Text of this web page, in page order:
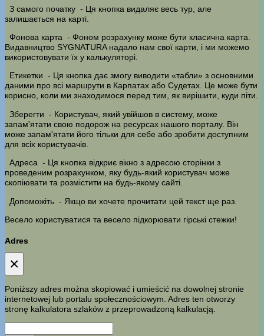
З самого початку - Ця кнопка видаляє весь тур, але
залишається на карті.
Фонова карта - Фоном розрахунку може бути класична карта.
Видавництво SYGNATURA надало нам свої карти, і ми можемо
використовувати їх у калькуляторі.
Етикетки - Ця кнопка дає змогу виводити «табли» з основними
даними про всі маршрути в Карпатах або Судетах. Це може бути
корисно, коли ми знаходимося перед тим, як вирішити, куди піти.
Зберегти - Користувач, який увійшов в систему, може
запам'ятати свою подорож на ресурсах нашого порталу. Він
може запам'ятати його тільки для себе або зробити доступним
для всіх користувачів.
Адреса - Ця кнопка відкриє вікно з адресою сторінки з
проведеним розрахунком, яку будь-який користувач може
скопіювати та розмістити на будь-якому сайті.
Допоможіть - Якщо ви хочете прочитати цей текст ще раз.
Весело користуватися та весело підкорювати гірські стежки!
Adres
×
Poniższy adres można skopiować i umieścić na dowolnej stronie
internetowej lub portalu społecznościowym. Adres ten otworzy
stronę kalkulatora szlaków z przeprowadzoną kalkulacją.